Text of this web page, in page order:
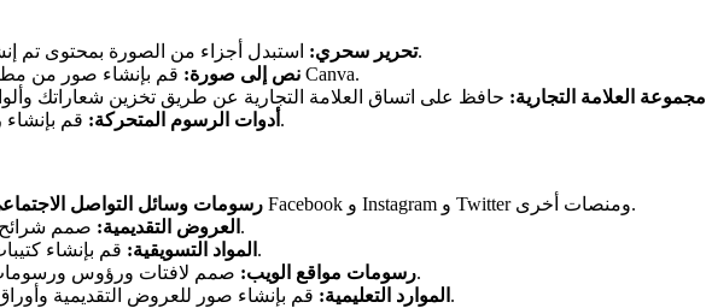
تحرير سحري:استبدل أجزاء من الصورة بمحتوى تم إنشاؤه بواسطة الذكاء الاصطناعي.
نص إلى صورة: قم بإنشاء صور من مطالبات نصية مباشرة داخل واجهة Canva.
مجموعة العلامة التجارية:
أدوات الرسوم المتحركة: قم بإنشاء رسومات ومقاطع فيديو متحركة.
رسومات وسائل التواصل
قم بإنشاء منشورات جذابة لـ Facebook و Instagram و Twitter ومنصات أخرى.
العروض التقديمية: صمم شرائح جذابة بصريًا لعروضك التقديمية.
المواد التسويقية: قم بإنشاء كتيبات ونشرات ومواد تسويقية أخرى.
رسومات مواقع الويب:صمم لافتات ورؤوس ورسومات أخرى لموقع الويب الخاص بك.
الموارد التعليمية: قم بإنشاء صور للعروض التقديمية وأوراق العمل والمواد التعليمية الأخرى.